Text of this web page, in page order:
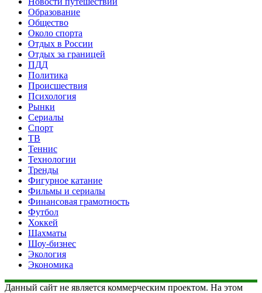
Образование
Общество
Около спорта
Отдых в России
Отдых за границей
ПДД
Политика
Происшествия
Психология
Рынки
Сериалы
Спорт
ТВ
Теннис
Технологии
Тренды
Фигурное катание
Фильмы и сериалы
Финансовая грамотность
Футбол
Хоккей
Шахматы
Шоу-бизнес
Экология
Экономика
Данный сайт не является коммерческим проектом. На этом